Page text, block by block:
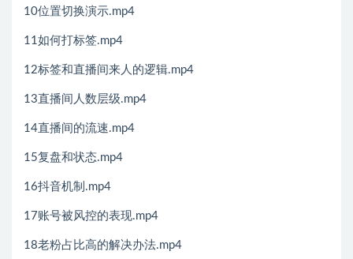
10位置切换演示.mp4
11如何打标签.mp4
12标签和直播间来人的逻辑.mp4
13直播间人数层级.mp4
14直播间的流速.mp4
15复盘和状态.mp4
16抖音机制.mp4
17账号被风控的表现.mp4
18老粉占比高的解决办法.mp4